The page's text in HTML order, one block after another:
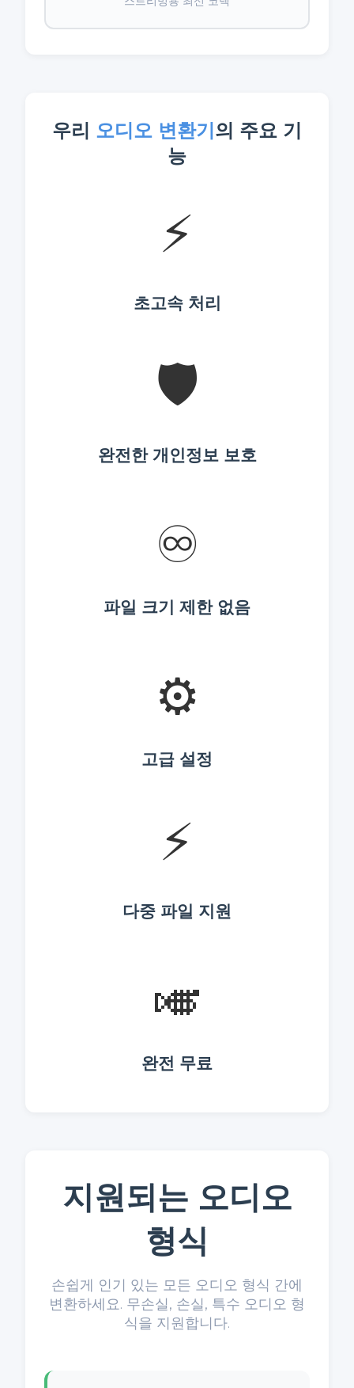
우리 오디오 변환기 의 주요 기
능
⚡
초고속 처리
🛡️
완전한 개인정보 보호
♾️
파일 크기 제한 없음
⚙️
고급 설정
⚡
다중 파일 지원
🎺
완전 무료
지원되는 오디오
형식
손쉽게 인기 있는 모든 오디오 형식 간에
변환하세요. 무손실, 손실, 특수 오디오 형
식을 지원합니다.